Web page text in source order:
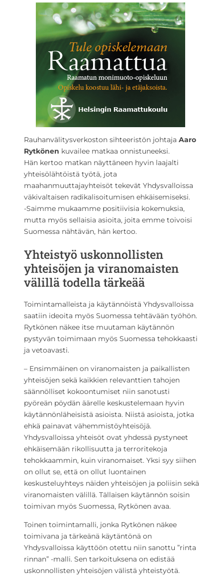
Rauhanvälitysverkoston sihteeristön johtaja Aaro
Rytkönen kuvailee matkaa onnistuneeksi.
Hän kertoo matkan näyttäneen hyvin laajalti
yhteisölähtöistä työtä, jota
maahanmuuttajayhteisöt tekevät Yhdysvalloissa
väkivaltaisen radikalisoitumisen ehkäisemiseksi.
-Saimme mukaamme positiivisia kokemuksia,
mutta myös sellaisia asioita, joita emme toivoisi
Suomessa nähtävän, hän kertoo.
Yhteistyö uskonnollisten
yhteisöjen ja viranomaisten
välillä todella tärkeää
Toimintamalleista ja käytännöistä Yhdysvalloissa
saatiin ideoita myös Suomessa tehtävään työhön.
Rytkönen näkee itse muutaman käytännön
pystyvän toimimaan myös Suomessa tehokkaasti
ja vetoavasti.
– Ensimmäinen on viranomaisten ja paikallisten
yhteisöjen sekä kaikkien relevanttien tahojen
säännölliset kokoontumiset niin sanotusti
pyöreän pöydän äärelle keskustelemaan hyvin
käytännönläheisistä asioista. Niistä asioista, jotka
ehkä painavat vähemmistöyhteisöjä.
Yhdysvalloissa yhteisöt ovat yhdessä pystyneet
ehkäisemään rikollisuutta ja terroritekoja
tehokkaammin, kuin viranomaiset. Yksi syy siihen
on ollut se, että on ollut luontainen
keskusteluyhteys näiden yhteisöjen ja poliisin sekä
viranomaisten välillä. Tällaisen käytännön soisin
toimivan myös Suomessa, Rytkönen avaa.
Toinen toimintamalli, jonka Rytkönen näkee
toimivana ja tärkeänä käytäntönä on
Yhdysvalloissa käyttöön otettu niin sanottu ”rinta
rinnan” -malli. Sen tarkoituksena on edistää
uskonnollisten yhteisöjen välistä yhteistyötä.